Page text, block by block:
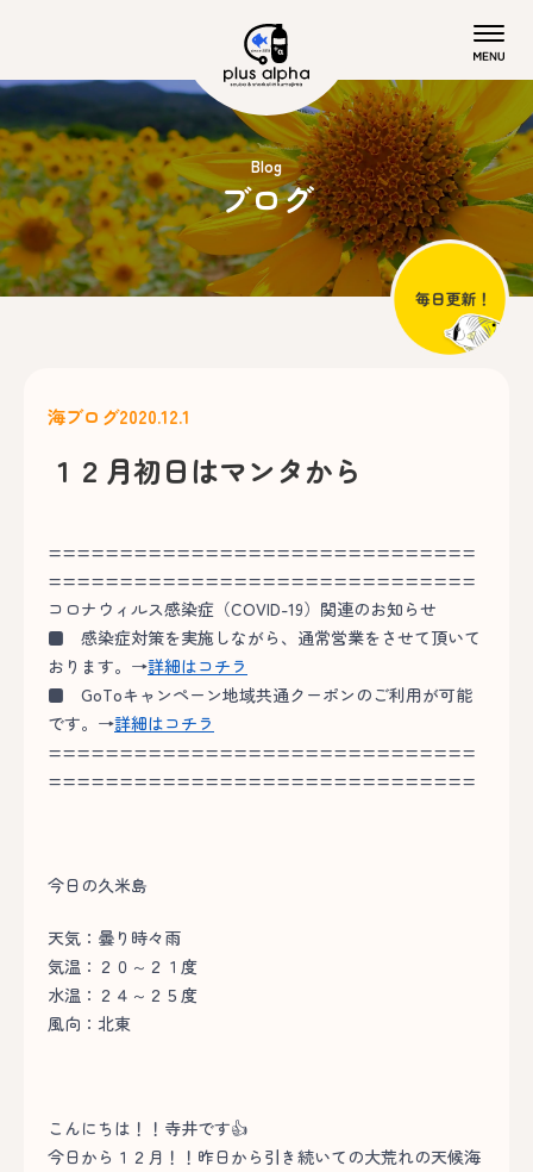
Blog
ブログ
海ブログ2020.12.1
１２月初日はマンタから
==============================
==============================
コロナウィルス感染症（COVID-19）関連のお知らせ
■ 感染症対策を実施しながら、通常営業をさせて頂いて
おります。→詳細はコチラ
■ GoToキャンペーン地域共通クーポンのご利用が可能
です。→詳細はコチラ
==============================
==============================
今日の久米島
天気：曇り時々雨
気温：２０～２１度
水温：２４～２５度
風向：北東
こんにちは！！寺井です👍
今日から１２月！！昨日から引き続いての大荒れの天候海